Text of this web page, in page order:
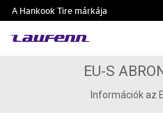
A Hankook Tire márkája
EU-S
Információk az